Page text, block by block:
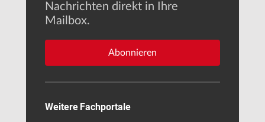
Nachrichten direkt in Ihre
Mailbox.
Abonnieren
Weitere Fachportale